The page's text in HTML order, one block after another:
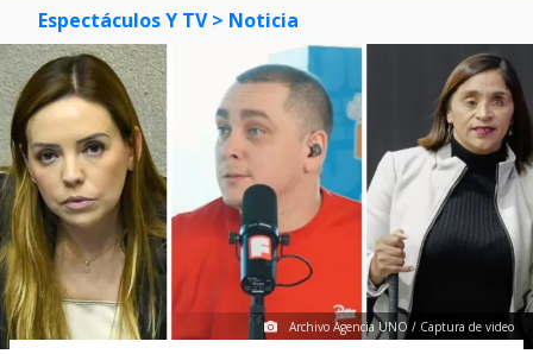
Espectáculos Y TV > Noticia
Archivo Agencia UNO / Captura de video